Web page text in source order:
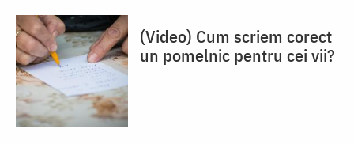
(Video) Cum scriem corect
un pomelnic pentru cei vii?